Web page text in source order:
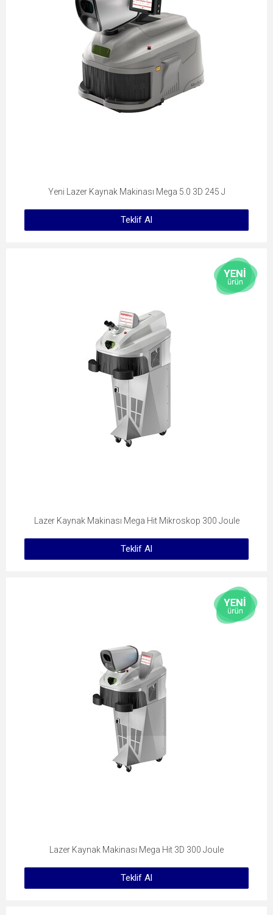
Yeni Lazer Kaynak Makinası Mega 5.0 3D 245 J
Teklif Al
Lazer Kaynak Makinası Mega Hit Mikroskop 300 Joule
Teklif Al
Lazer Kaynak Makinası Mega Hit 3D 300 Joule
Teklif Al